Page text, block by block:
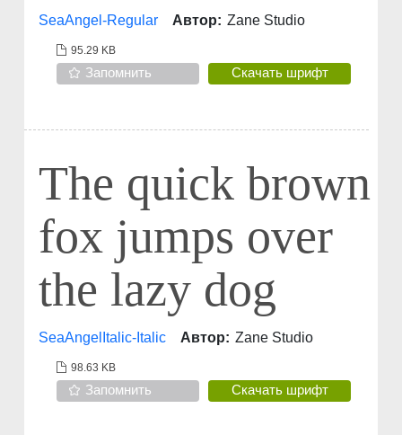
SeaAngel-Regular Автор: Zane Studio
95.29 KB
Запомнить Скачать шрифт
The quick brown
fox jumps over
the lazy dog
SeaAngelItalic-Italic Автор: Zane Studio
98.63 KB
Запомнить Скачать шрифт